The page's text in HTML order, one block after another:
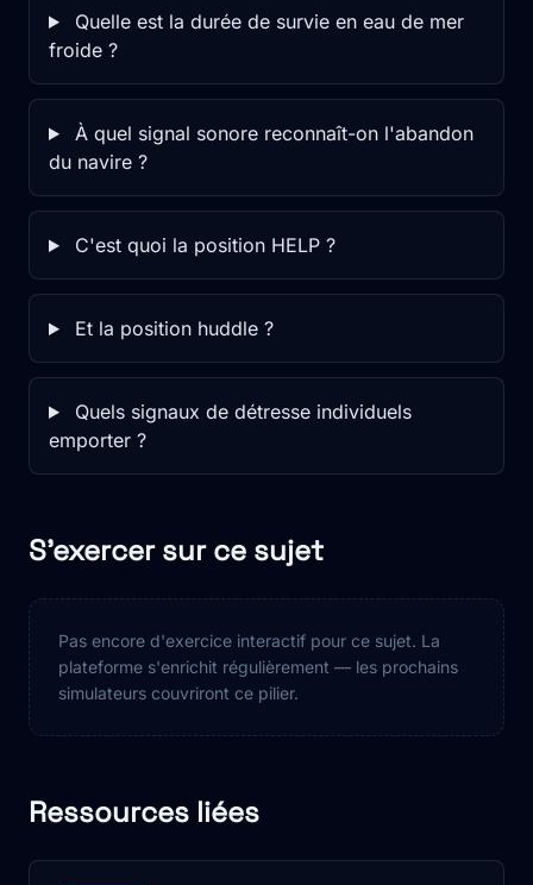
Quelle est la durée de survie en eau de mer
froide ?
À quel signal sonore reconnaît-on l'abandon
du navire ?
C'est quoi la position HELP ?
Et la position huddle ?
Quels signaux de détresse individuels
emporter ?
S'exercer sur ce sujet
Pas encore d'exercice interactif pour ce sujet. La
plateforme s'enrichit régulièrement — les prochains
simulateurs couvriront ce pilier.
Ressources liées